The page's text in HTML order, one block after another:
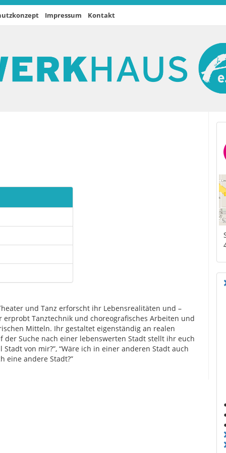
Impressum Kontakt
und Tanz erforscht ihr Lebensrealitäten und –
Tanztechnik und choreografisches Arbeiten und
Mitteln. Ihr gestaltet eigenständig an realen
Suche nach einer lebenswerten Stadt stellt ihr euch
Stadt von mir?”, “Wäre ich in einer anderen Stadt auch
eine andere Stadt?”